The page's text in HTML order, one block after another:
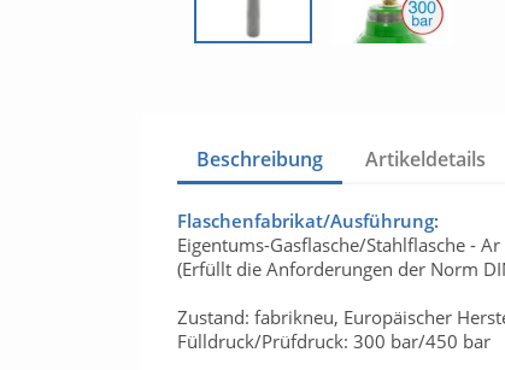
Beschreibung Artikeldetails
Flaschenfabrikat/Ausführung:
Eigentums-Gasflasche/Stahlflasche -
(Erfüllt die Anforderungen der Norm
Zustand: fabrikneu, Europäischer
Fülldruck/Prüfdruck: 300 bar/450 bar